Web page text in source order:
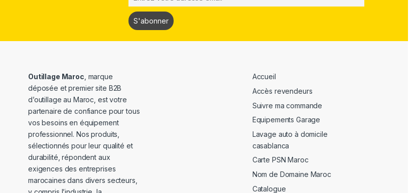
Outillage Maroc, marque
déposée et premier site B2B
d’outillage au Maroc, est votre
partenaire de confiance pour tous
vos besoins en équipement
professionnel. Nos produits,
sélectionnés pour leur qualité et
durabilité, répondent aux
exigences des entreprises
marocaines dans divers secteurs,
Accueil
Accès revendeurs
Suivre ma commande
Equipements Garage
Lavage auto à domicile
casablanca
Carte PSN Maroc
Nom de Domaine Maroc
Catalogue